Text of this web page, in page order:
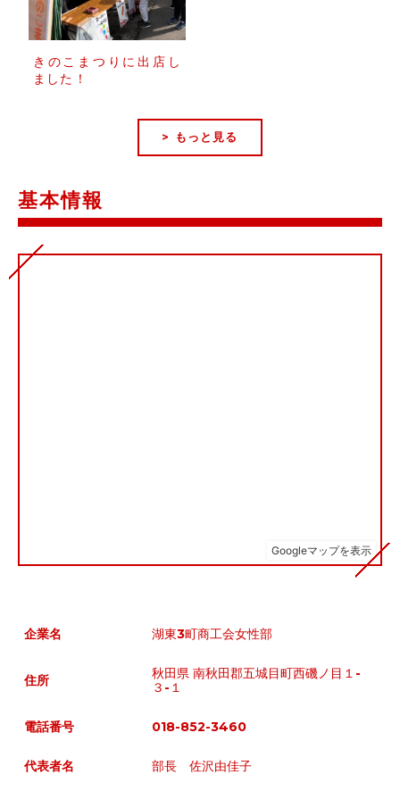
きのこまつりに出店し
ました！
> もっと見る
基本情報
企業名 湖東3町商工会女性部
住所
秋田県 南秋田郡五城目町西磯ノ目１-
３-１
電話番号 018-852-3460
代表者名 部長 佐沢由佳子